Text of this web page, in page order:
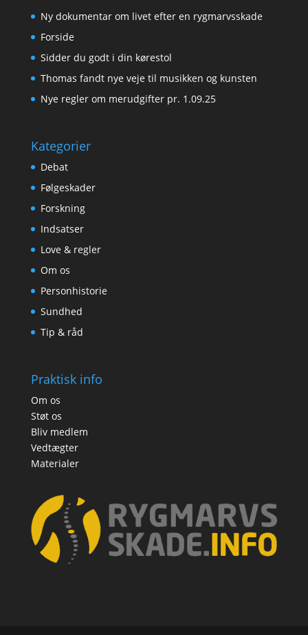
Ny dokumentar om livet efter en rygmarvsskade
Forside
Sidder du godt i din kørestol
Thomas fandt nye veje til musikken og kunsten
Nye regler om merudgifter pr. 1.09.25
Kategorier
Debat
Følgeskader
Forskning
Indsatser
Love & regler
Om os
Personhistorie
Sundhed
Tip & råd
Praktisk info
Om os
Støt os
Bliv medlem
Vedtægter
Materialer